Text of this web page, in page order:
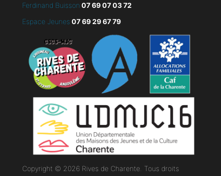
Ferdinand Buisson 0769 07 03 72
Espace Jeunes 07 69 29 67 79
Copyright © 2026 Rives de Charente. Tous droits